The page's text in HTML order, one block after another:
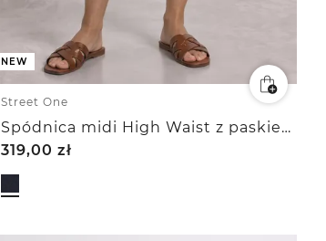
NEW
Street One
Spódnica midi High Waist z paskiem
319,00zł